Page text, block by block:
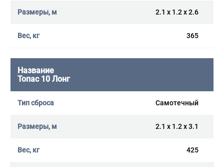
2.1 x 1.2 x 2.6
365
Топас 10 Лонг
Самотечный
2.1 x 1.2 x 3.1
425